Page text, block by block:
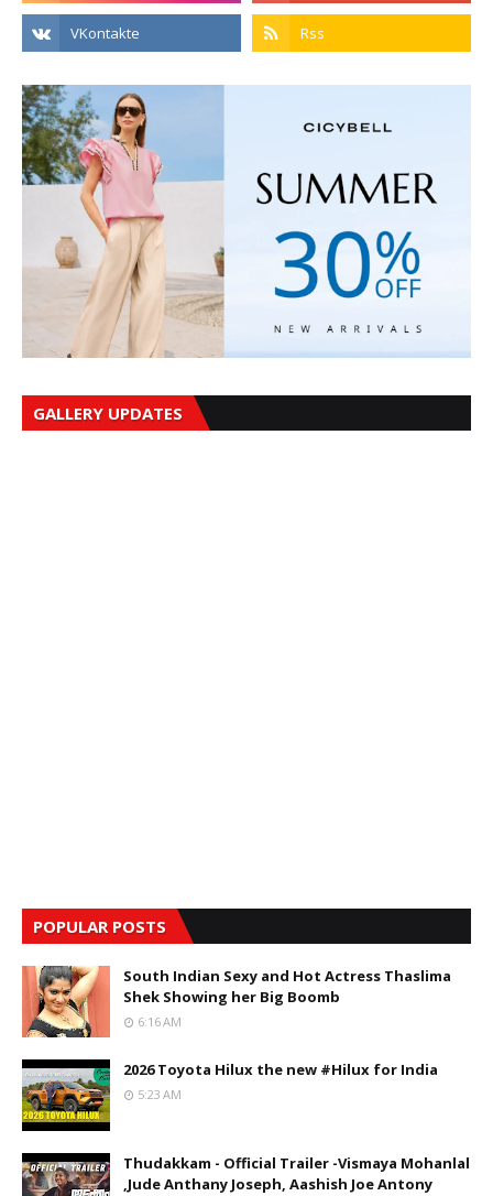
GALLERY UPDATES
POPULAR POSTS
South Indian Sexy and Hot Actress Thaslima
Shek Showing her Big Boomb
6:16 AM
2026 Toyota Hilux the new #Hilux for India
5:23 AM
Thudakkam - Official Trailer -Vismaya Mohanlal
,Jude Anthany Joseph, Aashish Joe Antony